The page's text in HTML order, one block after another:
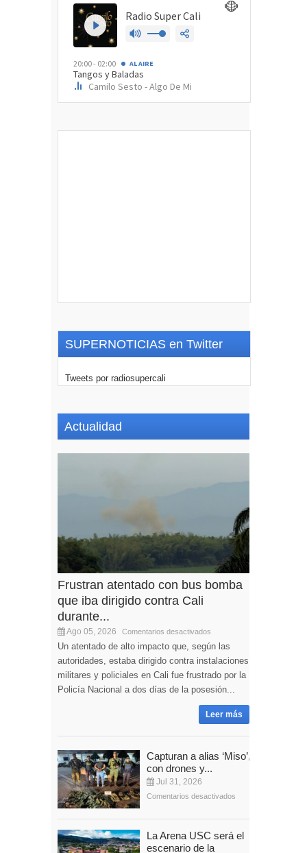
SUPERNOTICIAS en Twitter
Tweets por radiosupercali
Actualidad
Frustran atentado con bus bomba
que iba dirigido contra Cali
durante...
Ago 05, 2026 Comentarios desactivados
Un atentado de alto impacto que, según las
autoridades, estaba dirigido contra instalaciones
militares y policiales en Cali fue frustrado por la
Policía Nacional a dos días de la posesión...
Leer más
Capturan a alias ‘Miso’,
con drones y...
Jul 31, 2026
Comentarios desactivados
La Arena USC será el
escenario de la